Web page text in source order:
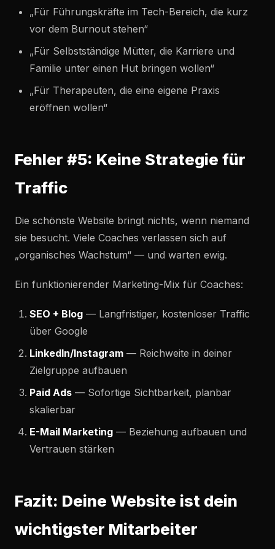
„Für Führungskräfte im Tech-Bereich, die kurz
vor dem Burnout stehen“
„Für Selbstständige Mütter, die Karriere und
Familie unter einen Hut bringen wollen“
„Für Therapeuten, die eine eigene Praxis
eröffnen wollen“
Fehler #5: Keine Strategie für
Traffic
Die schönste Website bringt nichts, wenn niemand
sie besucht. Viele Coaches verlassen sich auf
„organisches Wachstum“ — und warten ewig.
Ein funktionierender Marketing-Mix für Coaches:
SEO + Blog — Langfristiger, kostenloser Traffic
über Google
LinkedIn/Instagram — Reichweite in deiner
Zielgruppe aufbauen
Paid Ads — Sofortige Sichtbarkeit, planbar
skalierbar
E-Mail Marketing — Beziehung aufbauen und
Vertrauen stärken
Fazit: Deine Website ist dein
wichtigster Mitarbeiter